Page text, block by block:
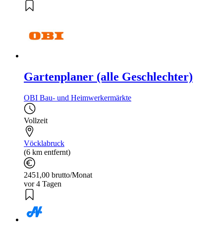
Gartenplaner (alle Geschlechter)
OBI Bau- und Heimwerkermärkte
Vollzeit
Vöcklabruck
(6 km entfernt)
2451,00 brutto/Monat
vor 4 Tagen